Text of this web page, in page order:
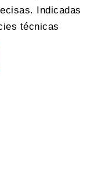
Indicadas
técnicas